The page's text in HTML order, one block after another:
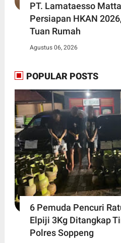
PT. Lamataesso
Persiapan HKAN
Tuan Rumah
Agustus 06, 2026
POPULAR POSTS
6 Pemuda Pencuri
Elpiji 3Kg Ditangkap
Polres Soppeng